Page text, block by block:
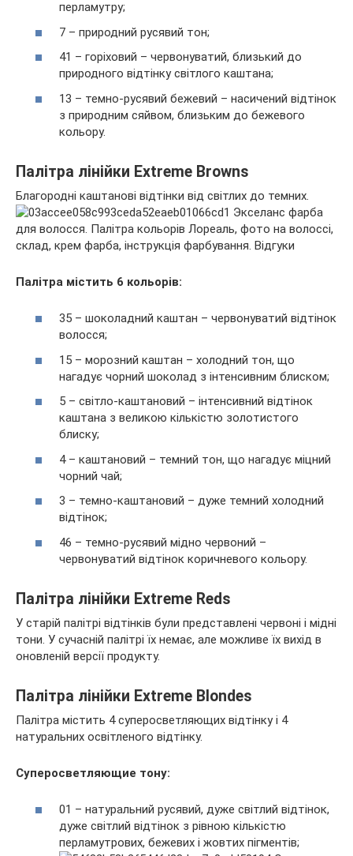
перламутру;
7 – природний русявий тон;
41 – горіховий – червонуватий, близький до
природного відтінку світлого каштана;
13 – темно-русявий бежевий – насичений відтінок
з природним сяйвом, близьким до бежевого
кольору.
Палітра лінійки Extreme Browns
Благородні каштанові відтінки від світлих до темних.
Палітра містить 6 кольорів:
35 – шоколадний каштан – червонуватий відтінок
волосся;
15 – морозний каштан – холодний тон, що
нагадує чорний шоколад з інтенсивним блиском;
5 – світло-каштановий – інтенсивний відтінок
каштана з великою кількістю золотистого
блиску;
4 – каштановий – темний тон, що нагадує міцний
чорний чай;
3 – темно-каштановий – дуже темний холодний
відтінок;
46 – темно-русявий мідно червоний –
червонуватий відтінок коричневого кольору.
Палітра лінійки Extreme Reds
У старій палітрі відтінків були представлені червоні і мідні
тони. У сучасній палітрі їх немає, але можливе їх вихід в
оновленій версії продукту.
Палітра лінійки Extreme Blondes
Палітра містить 4 суперосветляющих відтінку і 4
натуральних освітленого відтінку.
Суперосветляющие тону:
01 – натуральний русявий, дуже світлий відтінок,
дуже світлий відтінок з рівною кількістю
перламутрових, бежевих і жовтих пігментів;